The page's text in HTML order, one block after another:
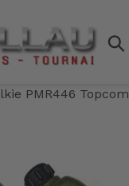
PMR446 Topcom